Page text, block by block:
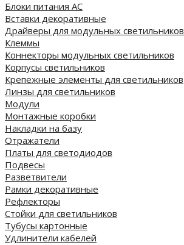
Блоки питания AC
Вставки декоративные
Драйверы для модульных светильников
Клеммы
Коннекторы модульных светильников
Корпусы светильников
Крепежные элементы для светильников
Линзы для светильников
Модули
Монтажные коробки
Накладки на базу
Отражатели
Платы для светодиодов
Подвесы
Разветвители
Рамки декоративные
Рефлекторы
Стойки для светильников
Тубусы картонные
Удлинители кабелей